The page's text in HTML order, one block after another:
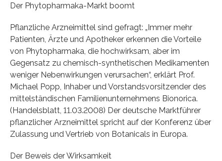
Der Phytopharmaka-Markt boomt
Pflanzliche Arzneimittel sind gefragt: „Immer mehr
Patienten, Ärzte und Apotheker erkennen die Vorteile
von Phytopharmaka, die hochwirksam, aber im
Gegensatz zu chemisch-synthetischen Medikamenten
weniger Nebenwirkungen verursachen“, erklärt Prof.
Michael Popp, Inhaber und Vorstandsvorsitzender des
mittelständischen Familienunternehmens Bionorica.
(Handelsblatt, 11.03.2008) Der deutsche Marktführer
pflanzlicher Arzneimittel spricht auf der Konferenz über
Zulassung und Vertrieb von Botanicals in Europa.
Der Beweis der Wirksamkeit